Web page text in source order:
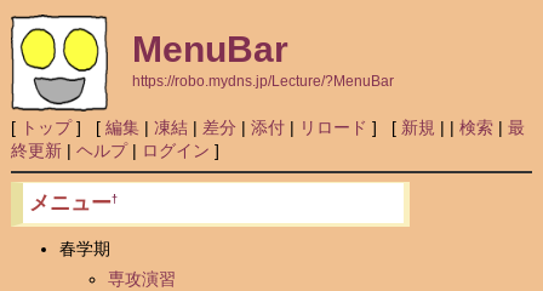
MenuBar
https://robo.mydns.jp/Lecture/?MenuBar
[ トップ] [ 編集| 凍結 | 差分 | 添付| リロード ] [ 新規 | | 検索| 最
終更新| ヘルプ| ログイン ]
メニュー†
春学期
専攻演習